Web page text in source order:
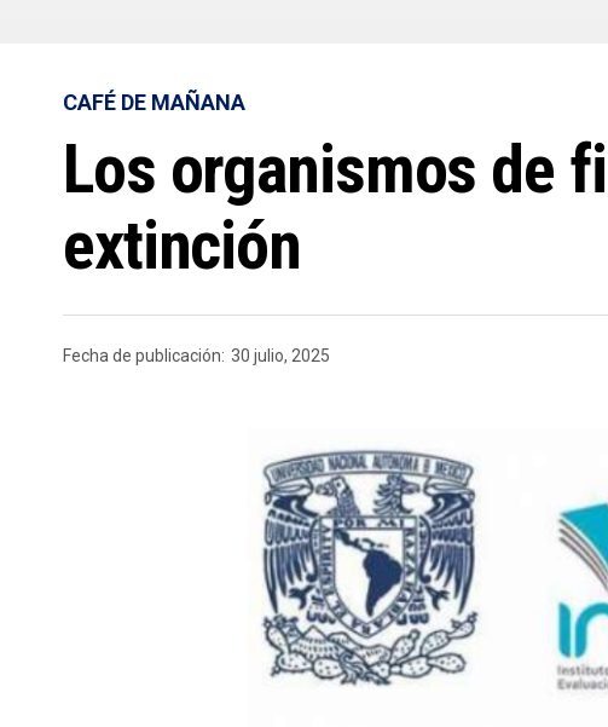
CAFÉ DE MAÑANA
Los organismos de
extinción
Fecha de publicación: 30 julio, 2025